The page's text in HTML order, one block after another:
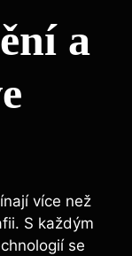
a
více než
S každým
se